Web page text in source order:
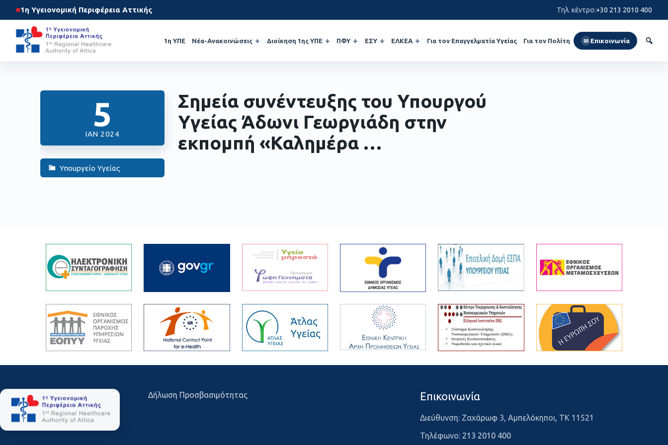
1η Υγειονομική Περιφέρεια Αττικής Τηλ. κέντρο:+30 213 2010 400
1η ΥΠΕ Νέα-Ανακοινώσεις Διοίκηση 1ης ΥΠΕ ΠΦΥ ΕΣΥ ΕΛΚΕΑ Για τον Επαγγελματία Υγείας Για τον Πολίτη ✉ Επικοινωνία
5
ΙΑΝ 2024
Υπουργείο Υγείας
Σημεία συνέντευξης του Υπουργού
Υγείας Άδωνι Γεωργιάδη στην
εκπομπή «Καλημέρα …
Δήλωση Προσβασιμότητας Επικοινωνία
Διεύθυνση: Ζαχάρωφ 3, Αμπελόκηποι, ΤΚ 11521
Τηλέφωνο: 213 2010 400